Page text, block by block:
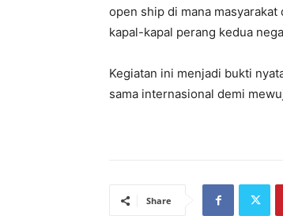
open ship di mana
kapal-kapal perang kedua
Kegiatan ini menjadi bukti
sama internasional demi
Share